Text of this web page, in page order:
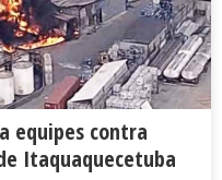
equipes contra
Itaquaquecetuba